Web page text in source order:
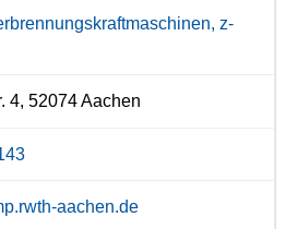
z-
4, 52074 Aachen
aachen.de